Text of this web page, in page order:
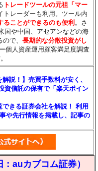
トレードツールの元祖「マー
トレーダーも利用。ツール内
ることができるのも便利 。さ
国や中国、アセアンなどの海
ので、長期的な分散投資がし
個人資産運用顧客満足度調査
説！】売買手数料が安く、
資信託の保有で「楽天ポイン
きる証券会社を解説！ 利用
や先行情報を掲載し、記事の
auカブコム証券）